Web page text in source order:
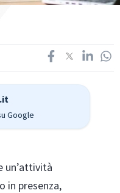
Google
un’attività
in presenza,